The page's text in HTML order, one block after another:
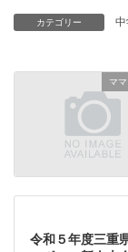
カテゴリー 中
マ
令和５年度三重